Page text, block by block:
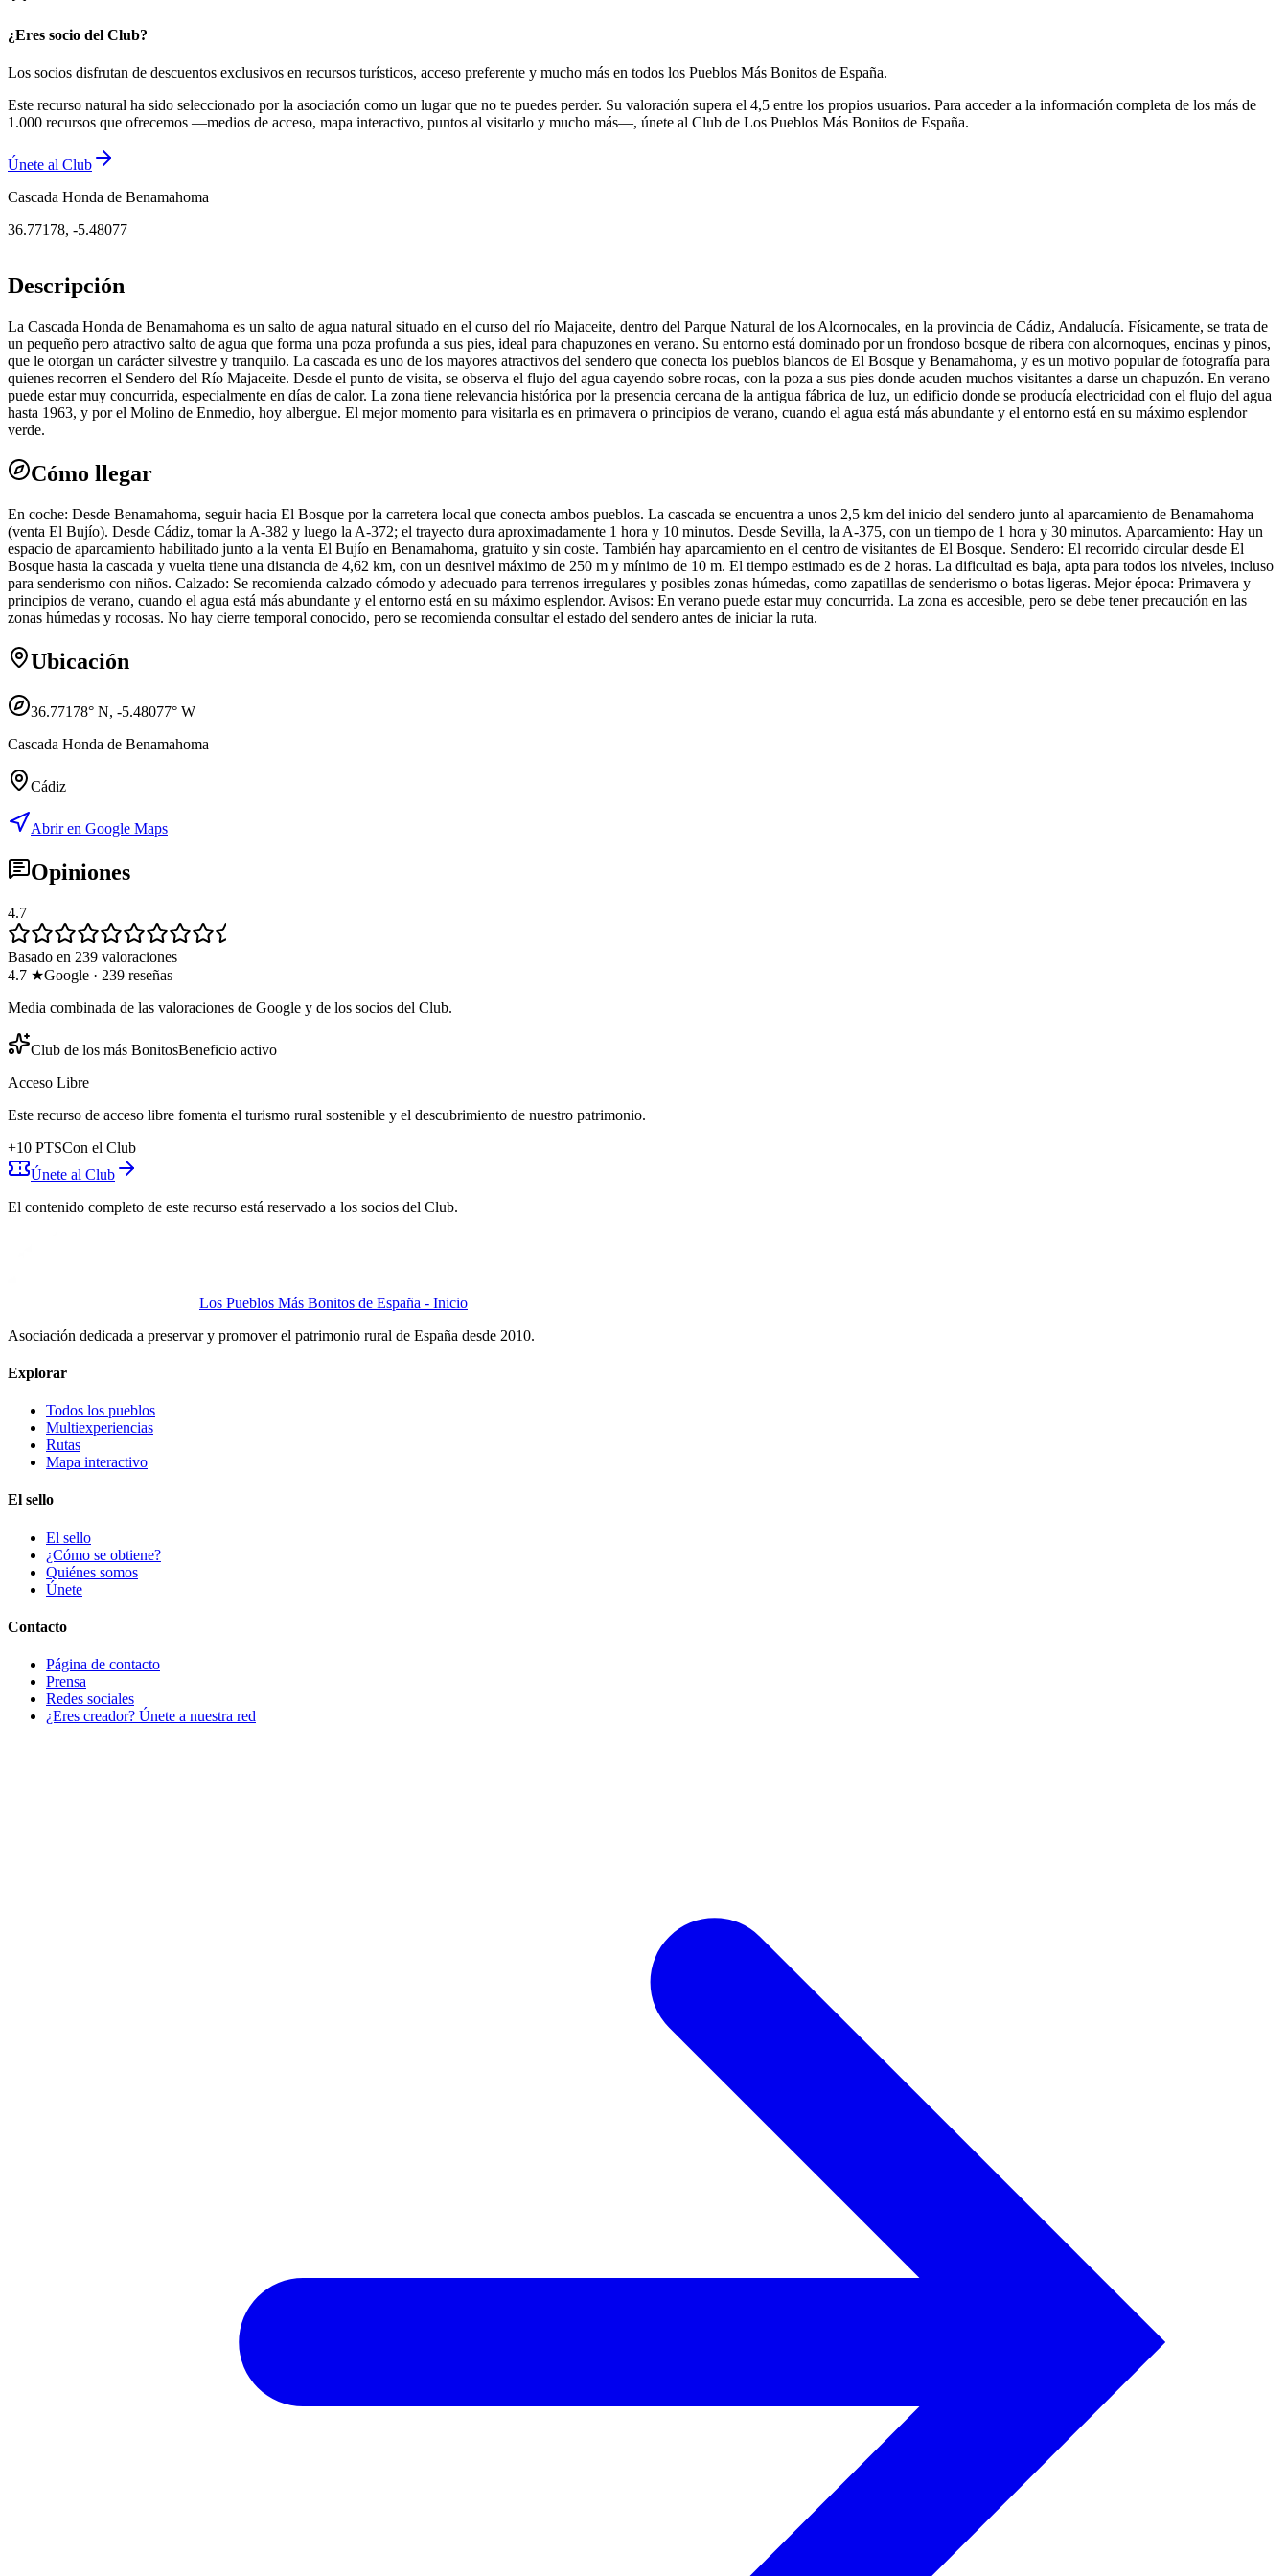
¿Eres socio del Club?
Los socios disfrutan de descuentos exclusivos en recursos turísticos, acceso preferente y mucho más en todos los Pueblos Más Bonitos de España.
Este recurso natural ha sido seleccionado por la asociación como un lugar que no te puedes perder. Su valoración supera el 4,5 entre los propios usuarios. Para acceder a la información completa de los más de
1.000 recursos que ofrecemos —medios de acceso, mapa interactivo, puntos al visitarlo y mucho más—, únete al Club de Los Pueblos Más Bonitos de España.
Únete al Club
Cascada Honda de Benamahoma
36.77178, -5.48077
Descripción
La Cascada Honda de Benamahoma es un salto de agua natural situado en el curso del río Majaceite, dentro del Parque Natural de los Alcornocales, en la provincia de Cádiz, Andalucía. Físicamente, se trata de
un pequeño pero atractivo salto de agua que forma una poza profunda a sus pies, ideal para chapuzones en verano. Su entorno está dominado por un frondoso bosque de ribera con alcornoques, encinas y pinos,
que le otorgan un carácter silvestre y tranquilo. La cascada es uno de los mayores atractivos del sendero que conecta los pueblos blancos de El Bosque y Benamahoma, y es un motivo popular de fotografía para
quienes recorren el Sendero del Río Majaceite. Desde el punto de visita, se observa el flujo del agua cayendo sobre rocas, con la poza a sus pies donde acuden muchos visitantes a darse un chapuzón. En verano
puede estar muy concurrida, especialmente en días de calor. La zona tiene relevancia histórica por la presencia cercana de la antigua fábrica de luz, un edificio donde se producía electricidad con el flujo del agua
hasta 1963, y por el Molino de Enmedio, hoy albergue. El mejor momento para visitarla es en primavera o principios de verano, cuando el agua está más abundante y el entorno está en su máximo esplendor
verde.
Cómo llegar
En coche: Desde Benamahoma, seguir hacia El Bosque por la carretera local que conecta ambos pueblos. La cascada se encuentra a unos 2,5 km del inicio del sendero junto al aparcamiento de Benamahoma
(venta El Bujío). Desde Cádiz, tomar la A-382 y luego la A-372; el trayecto dura aproximadamente 1 hora y 10 minutos. Desde Sevilla, la A-375, con un tiempo de 1 hora y 30 minutos. Aparcamiento: Hay un
espacio de aparcamiento habilitado junto a la venta El Bujío en Benamahoma, gratuito y sin coste. También hay aparcamiento en el centro de visitantes de El Bosque. Sendero: El recorrido circular desde El
Bosque hasta la cascada y vuelta tiene una distancia de 4,62 km, con un desnivel máximo de 250 m y mínimo de 10 m. El tiempo estimado es de 2 horas. La dificultad es baja, apta para todos los niveles, incluso
para senderismo con niños. Calzado: Se recomienda calzado cómodo y adecuado para terrenos irregulares y posibles zonas húmedas, como zapatillas de senderismo o botas ligeras. Mejor época: Primavera y
principios de verano, cuando el agua está más abundante y el entorno está en su máximo esplendor. Avisos: En verano puede estar muy concurrida. La zona es accesible, pero se debe tener precaución en las
zonas húmedas y rocosas. No hay cierre temporal conocido, pero se recomienda consultar el estado del sendero antes de iniciar la ruta.
Ubicación
36.77178° N, -5.48077° W
Cascada Honda de Benamahoma
Cádiz
Abrir en Google Maps
Opiniones
4.7
Basado en 239 valoraciones
4.7 ★Google · 239 reseñas
Media combinada de las valoraciones de Google y de los socios del Club.
Club de los más BonitosBeneficio activo
Acceso Libre
Este recurso de acceso libre fomenta el turismo rural sostenible y el descubrimiento de nuestro patrimonio.
+10 PTSCon el Club
Únete al Club
El contenido completo de este recurso está reservado a los socios del Club.
Los Pueblos Más Bonitos de España - Inicio
Asociación dedicada a preservar y promover el patrimonio rural de España desde 2010.
Explorar
Todos los pueblos
Multiexperiencias
Rutas
Mapa interactivo
El sello
El sello
¿Cómo se obtiene?
Quiénes somos
Únete
Contacto
Página de contacto
Prensa
Redes sociales
¿Eres creador? Únete a nuestra red